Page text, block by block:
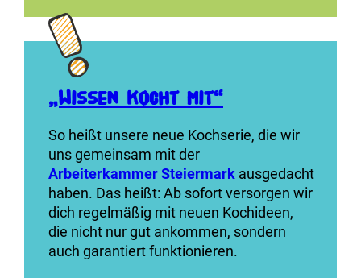
„Wissen kocht mit“
So heißt unsere neue Kochserie, die wir
uns gemeinsam mit der
ArbeiterkammerSteiermark ausgedacht
haben. Das heißt: Ab sofort versorgen wir
dich regelmäßig mit neuen Kochideen,
die nicht nur gut ankommen, sondern
auch garantiert funktionieren.